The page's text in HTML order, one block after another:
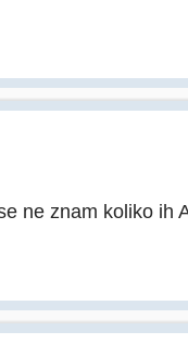
ne znam koliko ih